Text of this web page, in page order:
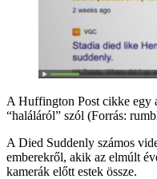
A Huffington Post cikke egy
“haláláról” szól (Forrás:
A Died Suddenly számos
emberekről, akik az elmúlt
kamerák előtt estek össze.